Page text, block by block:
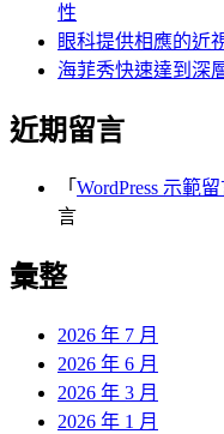
性
眼科提供相應的近
海菲秀快速達到深
近期留言
「 WordPress 示範
言
彙整
2026 年 7 月
2026 年 6 月
2026 年 3 月
2026 年 1 月